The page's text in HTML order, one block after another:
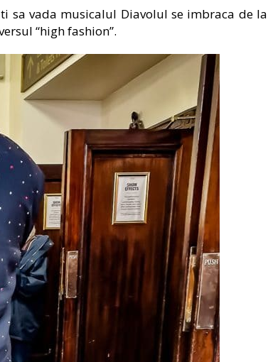
sa vada musicalul Diavolul se imbraca de la
“high fashion”.